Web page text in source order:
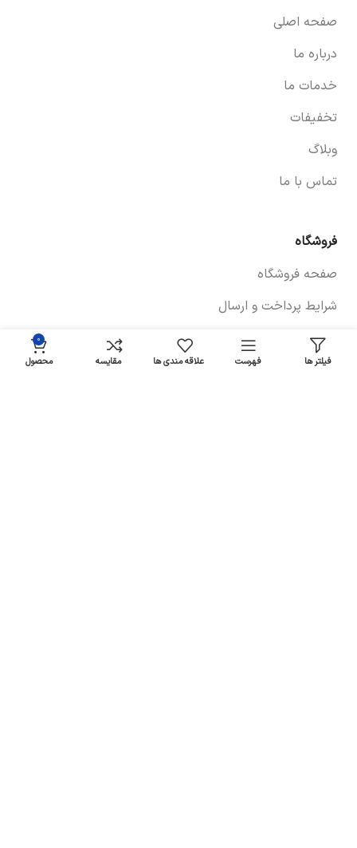
صفحه اصلی
درباره ما
خدمات ما
تخفیفات
وبلاگ
تماس با ما
فروشگاه
صفحه فروشگاه
شرایط پرداخت و ارسال
سیاست های بازگشت کالا
پیگیری سفارش
فیلتر ها فهرست علاقه مندی ها مقایسه
۰
محصول